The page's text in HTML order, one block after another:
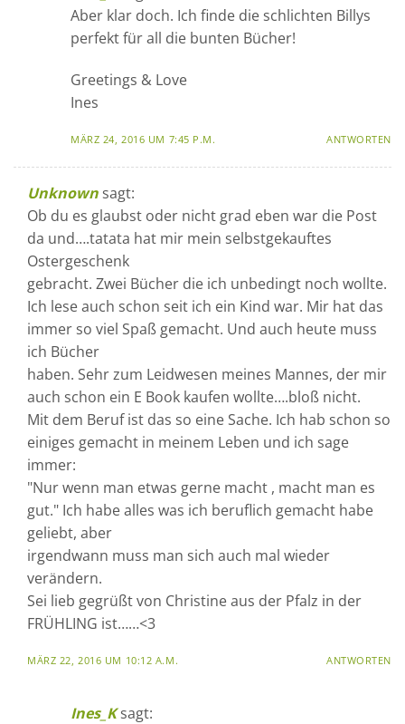
Aber klar doch. Ich finde die schlichten Billys
perfekt für all die bunten Bücher!
Greetings & Love
Ines
MÄRZ 24, 2016 UM 7:45 P.M. ANTWORTEN
Unknown sagt:
Ob du es glaubst oder nicht grad eben war die Post
da und….tatata hat mir mein selbstgekauftes
Ostergeschenk
gebracht. Zwei Bücher die ich unbedingt noch wollte.
Ich lese auch schon seit ich ein Kind war. Mir hat das
immer so viel Spaß gemacht. Und auch heute muss
ich Bücher
haben. Sehr zum Leidwesen meines Mannes, der mir
auch schon ein E Book kaufen wollte….bloß nicht.
Mit dem Beruf ist das so eine Sache. Ich hab schon so
einiges gemacht in meinem Leben und ich sage
immer:
"Nur wenn man etwas gerne macht , macht man es
gut." Ich habe alles was ich beruflich gemacht habe
geliebt, aber
irgendwann muss man sich auch mal wieder
verändern.
Sei lieb gegrüßt von Christine aus der Pfalz in der
FRÜHLING ist……<3
MÄRZ 22, 2016 UM 10:12 A.M. ANTWORTEN
Ines_K sagt: